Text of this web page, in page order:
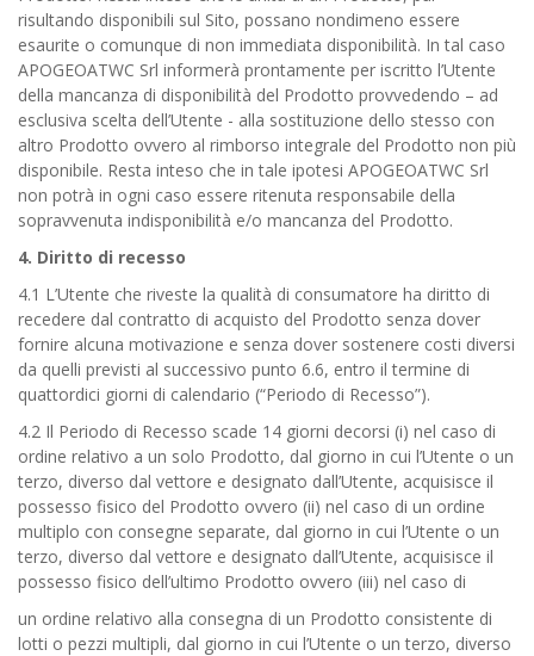
risultando disponibili sul Sito, possano nondimeno essere
esaurite o comunque di non immediata disponibilità. In tal caso
APOGEOATWC Srl informerà prontamente per iscritto l’Utente
della mancanza di disponibilità del Prodotto provvedendo – ad
esclusiva scelta dell’Utente - alla sostituzione dello stesso con
altro Prodotto ovvero al rimborso integrale del Prodotto non più
disponibile. Resta inteso che in tale ipotesi APOGEOATWC Srl
non potrà in ogni caso essere ritenuta responsabile della
sopravvenuta indisponibilità e/o mancanza del Prodotto.
4. Diritto di recesso
4.1 L’Utente che riveste la qualità di consumatore ha diritto di
recedere dal contratto di acquisto del Prodotto senza dover
fornire alcuna motivazione e senza dover sostenere costi diversi
da quelli previsti al successivo punto 6.6, entro il termine di
quattordici giorni di calendario (“Periodo di Recesso”).
4.2 Il Periodo di Recesso scade 14 giorni decorsi (i) nel caso di
ordine relativo a un solo Prodotto, dal giorno in cui l’Utente o un
terzo, diverso dal vettore e designato dall’Utente, acquisisce il
possesso fisico del Prodotto ovvero (ii) nel caso di un ordine
multiplo con consegne separate, dal giorno in cui l’Utente o un
terzo, diverso dal vettore e designato dall’Utente, acquisisce il
possesso fisico dell’ultimo Prodotto ovvero (iii) nel caso di
un ordine relativo alla consegna di un Prodotto consistente di
lotti o pezzi multipli, dal giorno in cui l’Utente o un terzo, diverso